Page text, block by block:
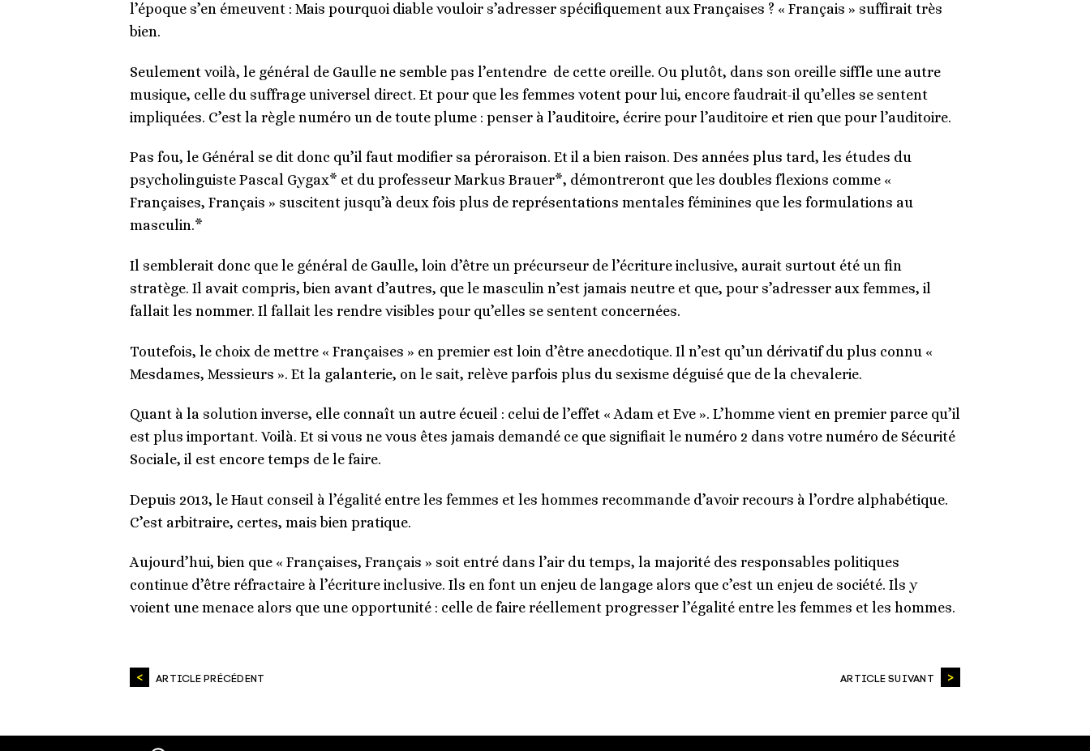
l’époque s’en émeuvent : Mais pourquoi diable vouloir s’adresser spécifiquement aux Françaises ? « Français » suffirait très
bien.
Seulement voilà, le général de Gaulle ne semble pas l’entendre de cette oreille. Ou plutôt, dans son oreille siffle une autre
musique, celle du suffrage universel direct. Et pour que les femmes votent pour lui, encore faudrait-il qu’elles se sentent
impliquées. C’est la règle numéro un de toute plume : penser à l’auditoire, écrire pour l’auditoire et rien que pour l’auditoire.
Pas fou, le Général se dit donc qu’il faut modifier sa péroraison. Et il a bien raison. Des années plus tard, les études du
psycholinguiste Pascal Gygax* et du professeur Markus Brauer*, démontreront que les doubles flexions comme «
Françaises, Français » suscitent jusqu’à deux fois plus de représentations mentales féminines que les formulations au
masculin.*
Il semblerait donc que le général de Gaulle, loin d’être un précurseur de l’écriture inclusive, aurait surtout été un fin
stratège. Il avait compris, bien avant d’autres, que le masculin n’est jamais neutre et que, pour s’adresser aux femmes, il
fallait les nommer. Il fallait les rendre visibles pour qu’elles se sentent concernées.
Toutefois, le choix de mettre « Françaises » en premier est loin d’être anecdotique. Il n’est qu’un dérivatif du plus connu «
Mesdames, Messieurs ». Et la galanterie, on le sait, relève parfois plus du sexisme déguisé que de la chevalerie.
Quant à la solution inverse, elle connaît un autre écueil : celui de l’effet « Adam et Eve ». L’homme vient en premier parce qu’il
est plus important. Voilà. Et si vous ne vous êtes jamais demandé ce que signifiait le numéro 2 dans votre numéro de Sécurité
Sociale, il est encore temps de le faire.
Depuis 2013, le Haut conseil à l’égalité entre les femmes et les hommes recommande d’avoir recours à l’ordre alphabétique.
C’est arbitraire, certes, mais bien pratique.
Aujourd’hui, bien que « Françaises, Français » soit entré dans l’air du temps, la majorité des responsables politiques
continue d’être réfractaire à l’écriture inclusive. Ils en font un enjeu de langage alors que c’est un enjeu de société. Ils y
voient une menace alors que une opportunité : celle de faire réellement progresser l’égalité entre les femmes et les hommes.
ARTICLE PRÉCÉDENT ARTICLE SUIVANT